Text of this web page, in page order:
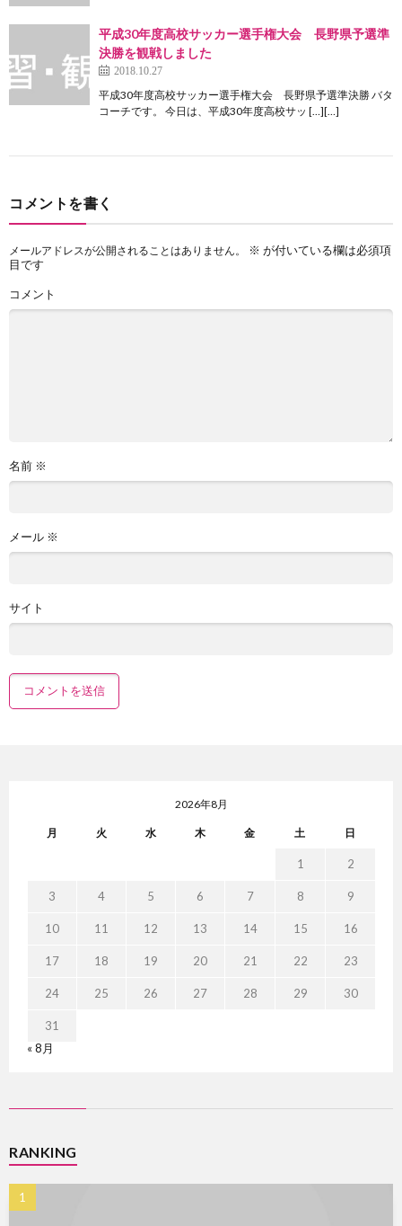
平成30年度高校サッカー選手権大会 長野県予選準
決勝を観戦しました
2018.10.27
平成30年度高校サッカー選手権大会 長野県予選準決勝 バタ
コーチです。 今日は、平成30年度高校サッ […][…]
コメントを書く
メールアドレスが公開されることはありません。 ※ が付いている欄は必須項
目です
コメント
名前 ※
メール ※
サイト
2026年8月
月 火 水 木 金 土 日
1 2
3 4 5 6 7 8 9
10 11 12 13 14 15 16
17 18 19 20 21 22 23
24 25 26 27 28 29 30
31
« 8月
RANKING